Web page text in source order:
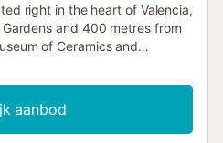
right in the heart of Valencia,
and 400 metres from
of Ceramics and
aanbod